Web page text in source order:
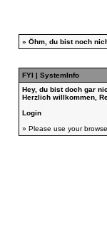
» Öhm, du bist noch
FYI | SystemInfo
Hey, du bist doch gar
Herzlich willkommen,
Login
» Please use your